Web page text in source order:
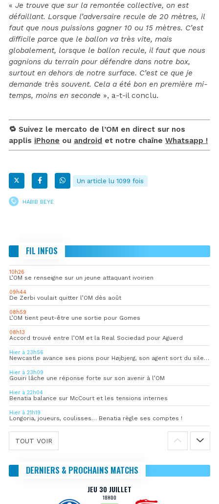
« Je trouve que sur la remontée collective, on est
défaillant. Lorsque l’adversaire recule de 20 mètres, il
faut que nous puissions gagner 10 ou 15 mètres. C’est
difficile parce que le ballon va très vite, mais
globalement, lorsque le ballon recule, il faut que nous
gagnions du terrain pour défendre dans notre box,
surtout en dehors de notre surface. C’est ce que je
demande très souvent. Cela a été bon en première mi-
temps, moins en seconde », a-t-il conclu.
🔁 Suivez le mercato de l’OM en direct sur nos
applis iPhone ou android et notre chaîne Whatsapp !
Un article lu 1099 fois
HABIB BEYE
FIL INFOS
10h26
L’OM se renseigne sur un jeune attaquant ivoirien
09h44
De Zerbi voulait quitter l’OM dès août
08h59
L’OM tient peut-être une sortie pour Gomes
08h13
Accord trouvé entre l’OM et la Real Sociedad pour Aguerd
Hier à 23h56
Newcastle avance ses pions pour Højbjerg, son agent sort du silence
Hier à 23h09
Gouiri lâche une réponse forte sur son avenir à l’OM
Hier à 22h04
Benatia balance sur McCourt et les tensions internes
Hier à 21h19
Longoria, joueurs, coulisses… Benatia règle ses comptes !
TOUT VOIR
DERNIERS & PROCHAINS MATCHS
JEU 30 JUILLET
18H00